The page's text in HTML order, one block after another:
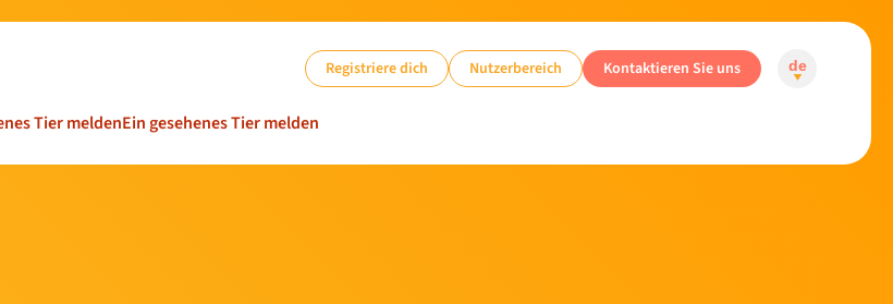
Tier meldenEin gesehenes Tier melden
Registriere dich Nutzerbereich Kontaktieren Sie uns de